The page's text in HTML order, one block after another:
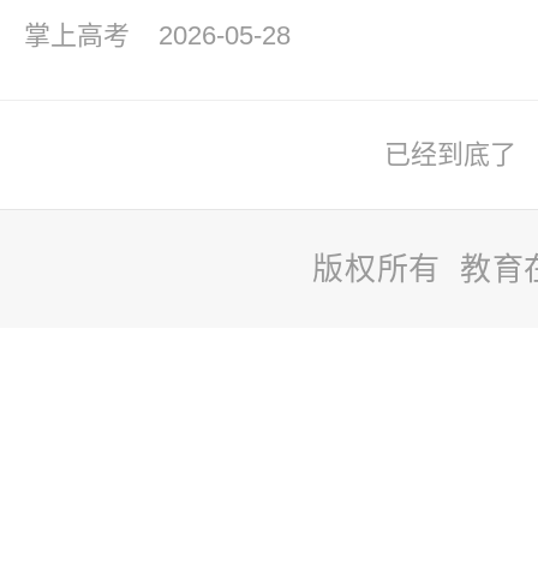
掌上高考 2026-05-28
已经到底了
版权所有 教育